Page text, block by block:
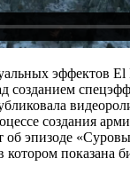
эффектов El
созданием
создания
об эпизоде
котором показана